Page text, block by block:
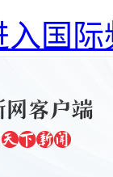
入国际